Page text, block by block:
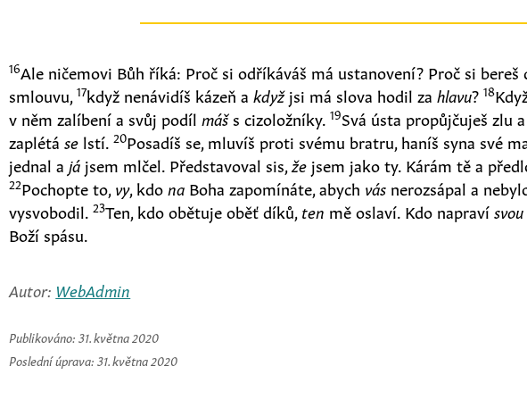
16Ale ničemovi Bůh říká: Proč si odříkáváš má ustanovení? Proč si bereš
smlouvu,17když nenávidíš kázeň a kdyžjsi má slova hodil za hlavu?18
v něm zalíbení a svůj podíl mášs cizoložníky.19Svá ústa propůjčuješ zlu
zaplétá se lstí.20Posadíš se, mluvíš proti svému bratru, haníš syna své
jednal a já jsem mlčel. Představoval sis, že jsem jako ty. Kárám tě a
22Pochopte to, vy, kdo na Boha zapomínáte, abych vás nerozsápal a
vysvobodil.23Ten, kdo obětuje oběť díků, ten mě oslaví. Kdo napraví svou
Boží spásu.
Autor: WebAdmin
Publikováno: 31. května 2020
Poslední úprava: 31. května 2020